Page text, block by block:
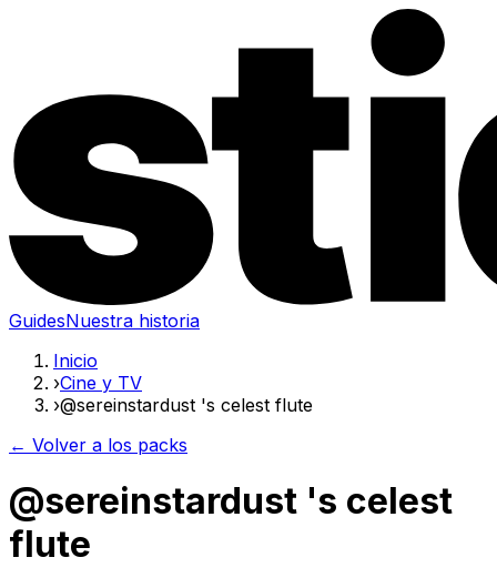
GuidesNuestra historia
Inicio
›Cine y TV
›@sereinstardust 's celest flute
← Volver a los packs
@sereinstardust 's celest
flute